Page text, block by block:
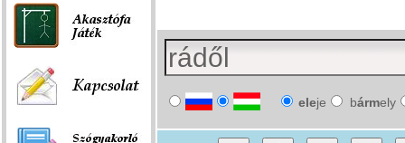
eleje bármely